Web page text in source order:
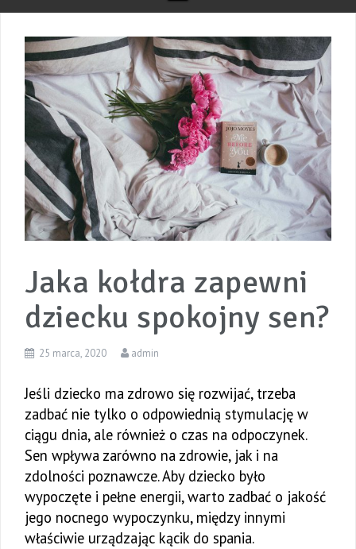
Jaka kołdra zapewni
dziecku spokojny sen?
25 marca, 2020 admin
Jeśli dziecko ma zdrowo się rozwijać, trzeba
zadbać nie tylko o odpowiednią stymulację w
ciągu dnia, ale również o czas na odpoczynek.
Sen wpływa zarówno na zdrowie, jak i na
zdolności poznawcze. Aby dziecko było
wypoczęte i pełne energii, warto zadbać o jakość
jego nocnego wypoczynku, między innymi
właściwie urządzając kącik do spania.